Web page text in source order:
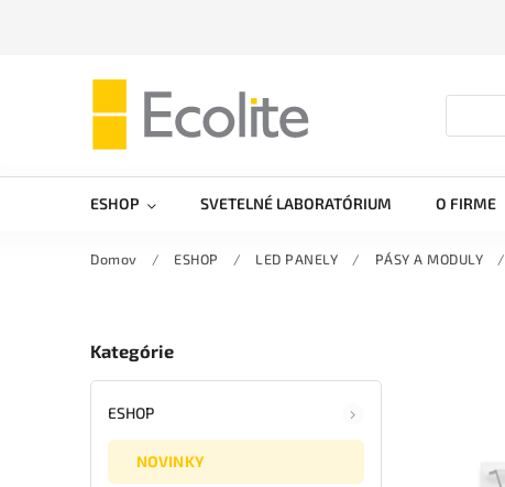
ESHOP SVETELNÉ LABORATÓRIUM O FIRME
Domov / ESHOP / LED PANELY / PÁSY A MODULY /
Kategórie
ESHOP
NOVINKY